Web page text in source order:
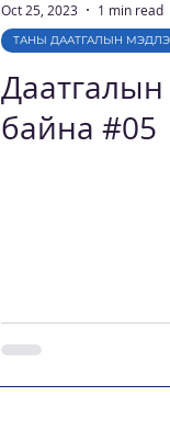
байна #05
ТАНЫ ДААТГАЛЫН
Oct 25, 2023 1 min read